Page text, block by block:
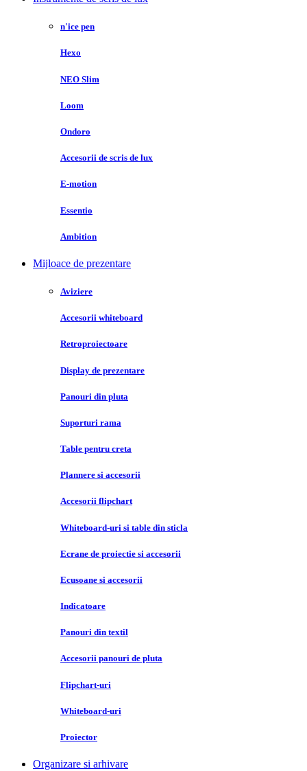
n'ice pen
Hexo
NEO Slim
Loom
Ondoro
Accesorii de scris de lux
E-motion
Essentio
Ambition
Mijloace de prezentare
Aviziere
Accesorii whiteboard
Retroproiectoare
Display de prezentare
Panouri din pluta
Suporturi rama
Table pentru creta
Plannere si accesorii
Accesorii flipchart
Whiteboard-uri si table din sticla
Ecrane de proiectie si accesorii
Ecusoane si accesorii
Indicatoare
Panouri din textil
Accesorii panouri de pluta
Flipchart-uri
Whiteboard-uri
Proiector
Organizare si arhivare